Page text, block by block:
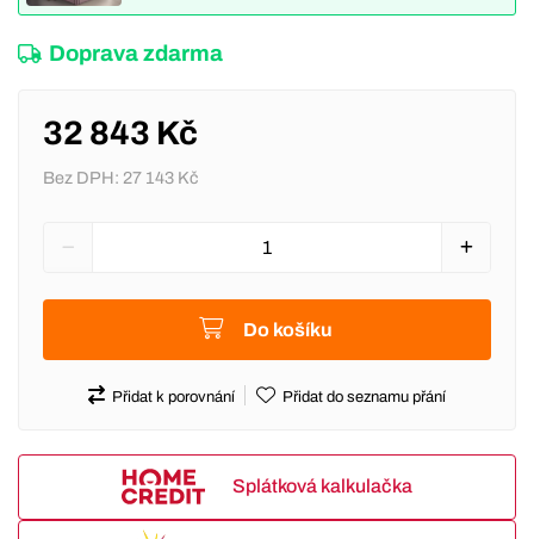
Doprava zdarma
32 843 Kč
Bez DPH: 27 143 Kč
Do košíku
Přidat k porovnání Přidat do seznamu přání
Splátková kalkulačka